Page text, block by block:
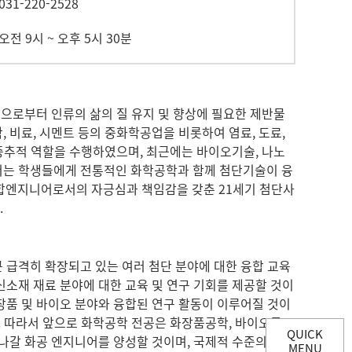
QUICK
MENU
전 9시 ~ 오후 5시 30분
로부터 인류의 삶의 질 유지 및 향상에 필요한 제반물
료, 시멘트 등의 중화학공업을 비롯하여 염료, 도료,
적 역할을 수행하였으며, 최근에는 바이오기술, 나노
학생들에게 전통적인 화학공학과 함께 첨단기술이 융
지니어로서의 자긍심과 책임감을 갖춘 21세기 첨단사
격히 확장되고 있는 여러 첨단 분야에 대한 융합 교육
재 재료 분야에 대한 교육 및 연구 기회를 제공할 것이
및 바이오 분야와 융합된 연구 활동이 이루어질 것이
라서 앞으로 화학공학 전공은 화장품공학, 바이오공
화공 엔지니어를 양성할 것이며, 국제적 수준의 경쟁